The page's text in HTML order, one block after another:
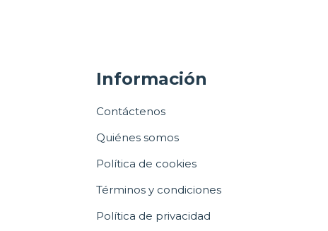
Información
Contáctenos
Quiénes somos
Política de cookies
Términos y condiciones
Política de privacidad